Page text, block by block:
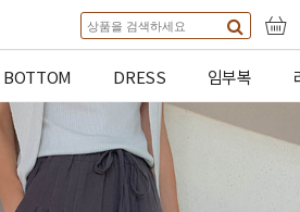
BOTTOM DRESS 임부복